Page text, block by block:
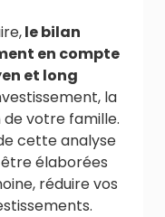
le bilan
en compte
et long
la
votre famille.
cette analyse
élaborées
réduire vos